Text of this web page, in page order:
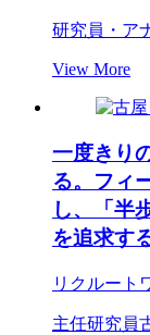
研究員・ア
View More
一度きり
る。フィ
し、「半
を追求す
リクルート
主任研究員